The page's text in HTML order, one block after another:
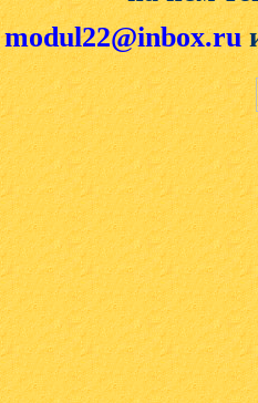
modul22@inbox.ru